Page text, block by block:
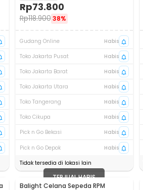
Rp73.800
Rp118.900 38%
Gudang Online
Habis
Toko Jakarta Pusat
Habis
Toko Jakarta Barat
Habis
Toko Jakarta Utara
Habis
Toko Tangerang
Habis
Toko Cikupa
Habis
Pick n Go Bekasi
Habis
Pick n Go Depok
Habis
Tidak tersedia di lokasi lain
TERJUAL HABIS
Balight Celana Sepeda RPM